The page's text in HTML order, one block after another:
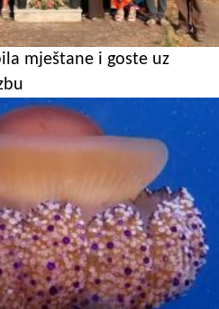
mještane i goste uz